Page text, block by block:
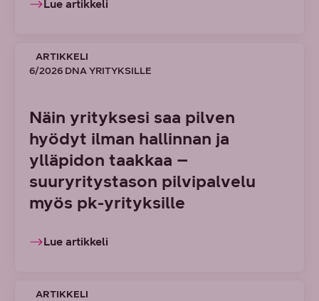
Lue artikkeli
ARTIKKELI
6/2026 DNA YRITYKSILLE
Näin yrityksesi saa pilven
hyödyt ilman hallinnan ja
ylläpidon taakkaa –
suuryritystason pilvipalvelu
myös pk-yrityksille
Lue artikkeli
ARTIKKELI